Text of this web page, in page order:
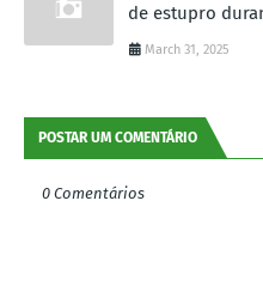
de estupro
March 31, 2025
POSTAR UM COMENTÁRIO
0 Comentários